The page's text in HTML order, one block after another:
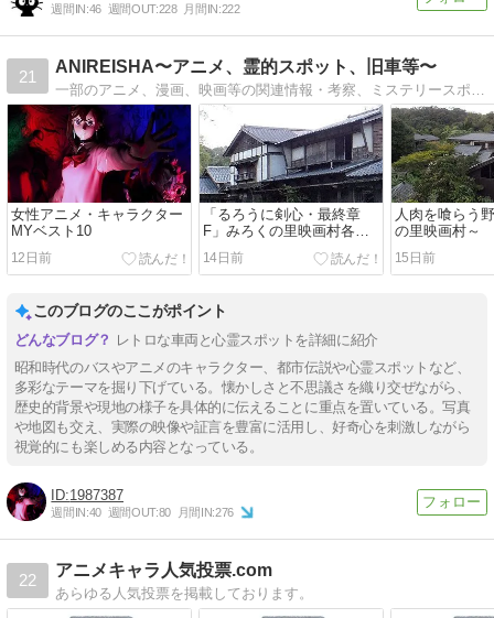
週間IN:46 週間OUT:228 月間IN:222
21
ANIREISHA〜アニメ、霊的スポット、旧車等〜
女性アニメ・キャラクター
MYベスト10
12日前
「るろうに剣心・最終章
F」みろくの里映画村各ロ
ケシーン
14日前
人肉を喰らう
の里映画村～
15日前
このブログのここがポイント
レトロな車両と心霊スポットを詳細に紹介
昭和時代のバスやアニメのキャラクター、都市伝説や心霊スポットなど、
多彩なテーマを掘り下げている。懐かしさと不思議さを織り交ぜながら、
歴史的背景や現地の様子を具体的に伝えることに重点を置いている。写真
や地図も交え、実際の映像や証言を豊富に活用し、好奇心を刺激しながら
視覚的にも楽しめる内容となっている。
1987387
週間IN:40 週間OUT:80 月間IN:276
22
アニメキャラ人気投票.com
あらゆる人気投票を掲載しております。